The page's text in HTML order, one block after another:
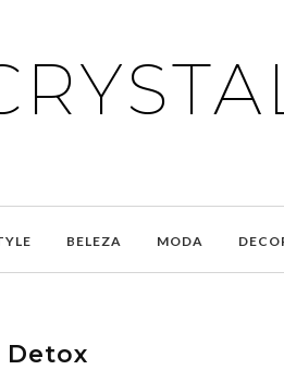
BELEZA MODA
Detox